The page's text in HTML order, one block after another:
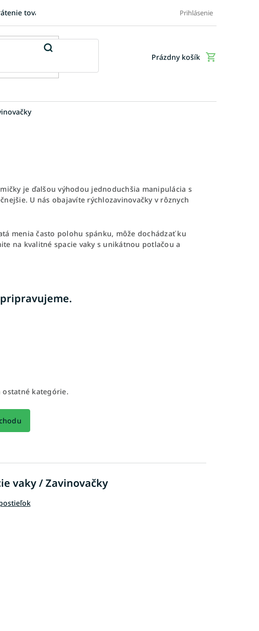
tovaru Doplnkové služby
Prihlásenie
Nákupný
Prázdny košík
je ďalšou výhodou jednoduchšia manipulácia s
U nás obajavíte rýchlozavinovačky v rôznych
menia často polohu spánku, môže dochádzať ku
na kvalitné spacie vaky s unikátnou potlačou a
ostatné kategórie.
vaky / Zavinovačky